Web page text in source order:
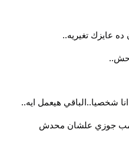
عايزك تغيريه..
شخصيا..الباقي هيعمل ايه..
جوزي علشان محدش